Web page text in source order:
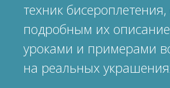
техник бисероплетения,
подробным их
уроками и примерами
на реальных